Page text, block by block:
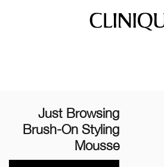
Just Browsing
Brush-On Styling
Mousse